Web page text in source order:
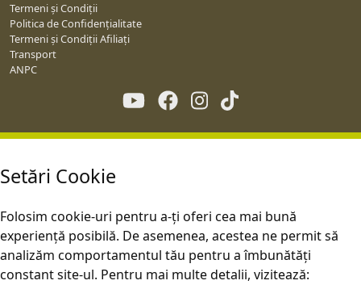
Setări Cookie
Folosim cookie-uri pentru a-ți oferi cea mai bună
experiență posibilă. De asemenea, acestea ne permit să
analizăm comportamentul tău pentru a îmbunătăți
constant site-ul. Pentru mai multe detalii, vizitează:
Termeni și Condiții
Politica de Confidențialitate
Termeni și Condiții Afiliați
Transport
ANPC